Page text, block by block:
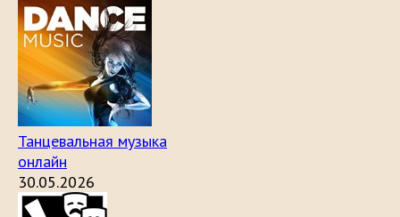
Танцевальная музыка
онлайн
30.05.2026